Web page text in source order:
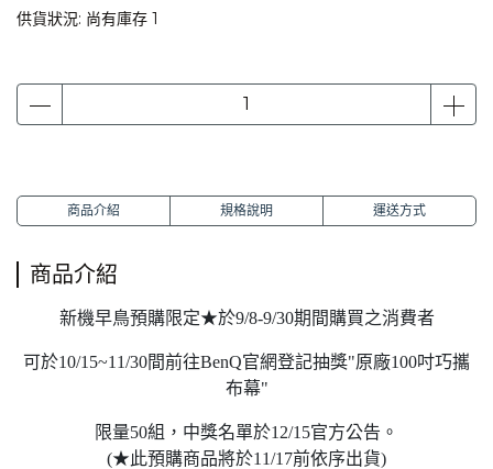
供貨狀況: 尚有庫存 1
商品介紹 規格說明 運送方式
商品介紹
新機早鳥預購限定★於9/8-9/30期間購買之消費者
可於10/15~11/30間前往BenQ官網登記抽獎"原廠100吋巧攜
布幕"
限量50組，中獎名單於12/15官方公告。
(★此預購商品將於11/17前依序出貨)